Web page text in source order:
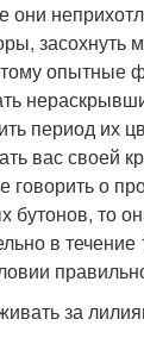
засохнуть
опытные
период их
вас своей
о
бутонов, то
в
за